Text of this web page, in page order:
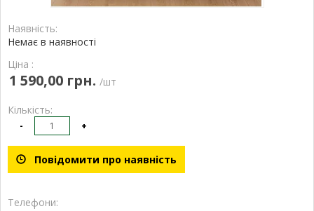
Наявність:
Немає в наявності
Ціна :
1 590,00 грн. /шт
Кількість:
- +
Повідомити про наявність
Телефони: